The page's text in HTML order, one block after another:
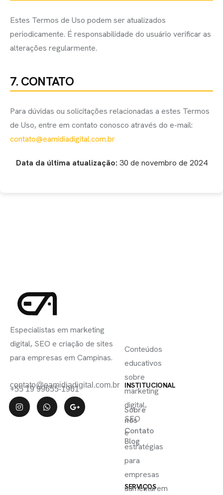
Estes Termos de Uso podem ser atualizados
periodicamente. É responsabilidade do usuário verificar as
alterações regularmente.
7. CONTATO
Para dúvidas ou solicitações relacionadas a estes Termos
de Uso, entre em contato conosco através do e-mail:
contato@eamidiadigital.com.br
Data da última atualização: 30 de novembro de 2024
Especialistas em marketing
digital, SEO e criação de sites
para empresas em Campinas.
contato@eamidiadigital.com.br
+55 19 99655-1961 INSTITUCIONAL
Sobre
nós
Contato
Blog
SERVIÇOS
Conteúdos
educativos
sobre
marketing
digital,
SEO
e
estratégias
para
empresas
aumentarem